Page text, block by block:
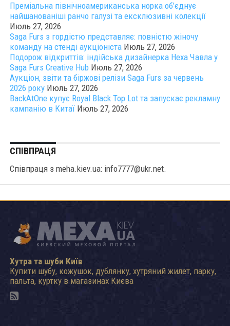
Преміальна північноамериканська норка об’єднує
найшанованіші ранчо галузі та ексклюзивні колекції
Июль 27, 2026
Saga Furs з гордістю представляє: повністю жіночу
команду на стенді аукціоніста Июль 27, 2026
Подорож відкриттів: індійська дизайнерка Неха Чавла у
Saga Furs Creative Hub Июль 27, 2026
Аукціон, звіти та біржові релізи Saga Furs за червень
2026 року Июль 27, 2026
BackAtOne купує Royal Black Top Lot та запускає рекламну
кампанію в Китаї Июль 27, 2026
СПІВПРАЦЯ
Співпраця з meha.kiev.ua: info7777@ukr.net.
Хутра та шуби Київ
Купити шубу, кожушок, дублянку, хутряний жилет, парку,
пальта, куртку в магазинах Києва